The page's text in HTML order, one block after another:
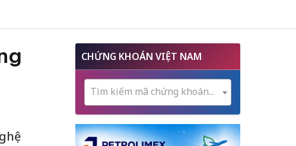
CHỨNG KHOÁN VIỆT NAM
Tìm kiếm mã chứng khoán...